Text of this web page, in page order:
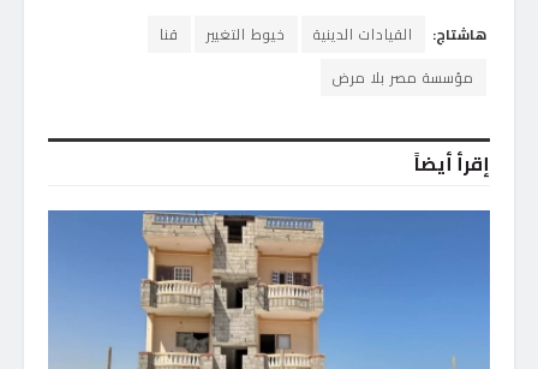
هاشتاج: القيادات الدينية خيوط التغيير
قنا
مؤسسة مصر بلا مرض
إقرأ أيضاً